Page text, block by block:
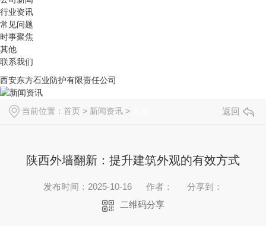
行业资讯
常见问题
时事聚焦
其他
联系我们
西安东方石业防护有限责任公司
当前位置： 首页 > 新闻资讯 > 返回
陕西外墙翻新：提升建筑外观的有效方式
发布时间：2025-10-16 作者：
分享到：
二维码分享